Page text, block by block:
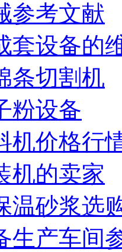
参考文献
套设备的
条切割机
粉设备
机价格行
机的卖家
温砂浆选
生产车间